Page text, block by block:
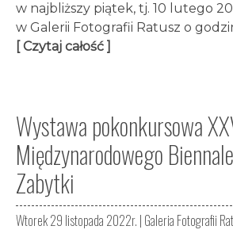
w najbliższy piątek, tj. 10 lutego
w Galerii Fotografii Ratusz o
[ Czytaj całość ]
Wystawa pokonkursowa
Międzynarodowego
Zabytki
Wtorek 29 listopada 2022r. | Galeria Fotografii